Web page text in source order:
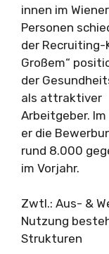
innen im
Personen
der Recruiting-
Großem“
der
als attraktiver
Arbeitgeber.
er die
rund 8.000
im Vorjahr.
Zwtl.: Aus- &
Nutzung
Strukturen